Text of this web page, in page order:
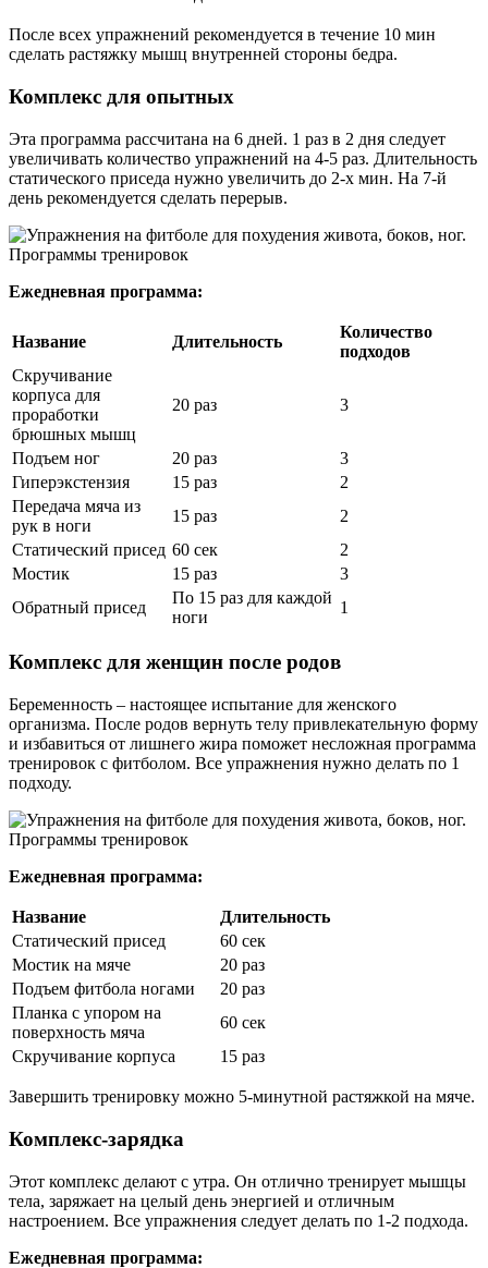
После всех упражнений рекомендуется в течение 10 мин
сделать растяжку мышц внутренней стороны бедра.
Комплекс для опытных
Эта программа рассчитана на 6 дней. 1 раз в 2 дня следует
увеличивать количество упражнений на 4-5 раз. Длительность
статического приседа нужно увеличить до 2-х мин. На 7-й
день рекомендуется сделать перерыв.
Ежедневная программа:
Название Длительность
Количество
подходов
Скручивание
корпуса для
проработки
брюшных мышц
20 раз 3
Подъем ног 20 раз
3
Гиперэкстензия
15 раз
2
Передача мяча из
рук в ноги
15 раз
2
Статический присед 60 сек
2
Мостик
15 раз
3
Обратный присед
По 15 раз для каждой
ноги
1
Комплекс для женщин после родов
Беременность – настоящее испытание для женского
организма. После родов вернуть телу привлекательную форму
и избавиться от лишнего жира поможет несложная программа
тренировок с фитболом. Все упражнения нужно делать по 1
подходу.
Ежедневная программа:
Название
Длительность
Статический присед
60 сек
Мостик на мяче
20 раз
Подъем фитбола ногами
20 раз
Планка с упором на
поверхность мяча
60 сек
Скручивание корпуса
15 раз
Завершить тренировку можно 5-минутной растяжкой на мяче.
Комплекс-зарядка
Этот комплекс делают с утра. Он отлично тренирует мышцы
тела, заряжает на целый день энергией и отличным
настроением. Все упражнения следует делать по 1-2 подхода.
Ежедневная программа: